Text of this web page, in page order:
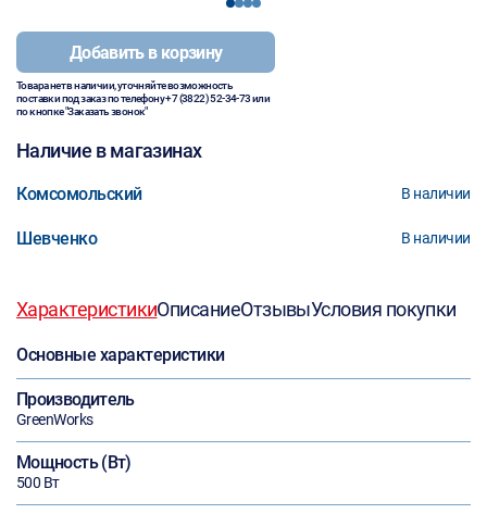
1234
Добавить в корзину
Товара нет в наличии, уточняйте возможность
поставки под заказ по телефону+7 (3822) 52-34-73или
по кнопке "Заказать звонок"
Наличие в магазинах
Комсомольский В наличии
Шевченко В наличии
ХарактеристикиОписаниеОтзывыУсловия покупки
Основные характеристики
Производитель
GreenWorks
Мощность (Вт)
500 Вт